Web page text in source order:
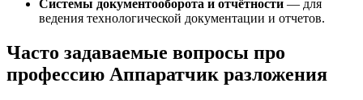
Системы документооборота и отчётности — для
ведения технологической документации и отчетов.
Часто задаваемые вопросы про
профессию Аппаратчик разложения